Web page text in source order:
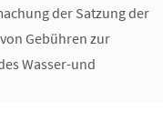
der Satzung der
Gebühren zur
Wasser-und